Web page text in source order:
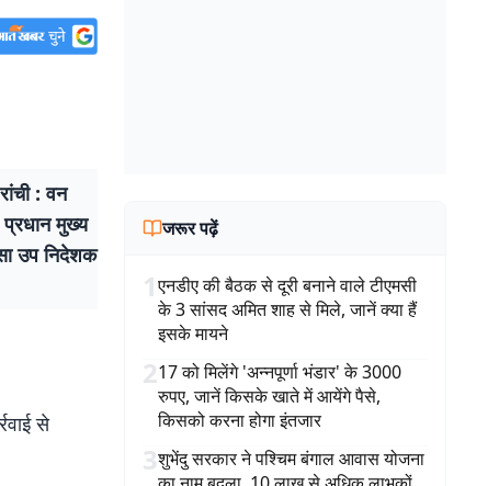
: वन
प्रधान मुख्य
उप निदेशक
से
जरूर पढ़ें
1एनडीए की बैठक से दूरी बनाने वाले टीएमसी
के 3 सांसद अमित शाह से मिले, जानें क्या हैं
इसके मायने
217 को मिलेंगे 'अन्नपूर्णा भंडार' के 3000
रुपए, जानें किसके खाते में आयेंगे पैसे,
किसको करना होगा इंतजार
3शुभेंदु सरकार ने पश्चिम बंगाल आवास योजना